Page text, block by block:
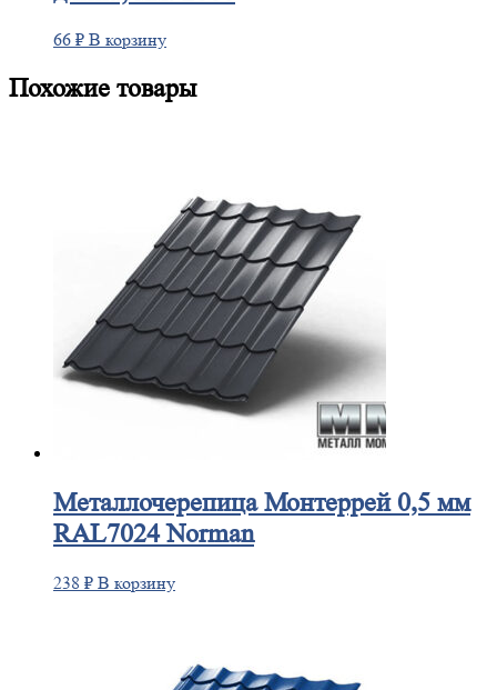
66 ₽ В корзину
Похожие товары
МеталлочерепицаМонтеррей 0,5 мм
RAL7024 Norman
238 ₽ В корзину